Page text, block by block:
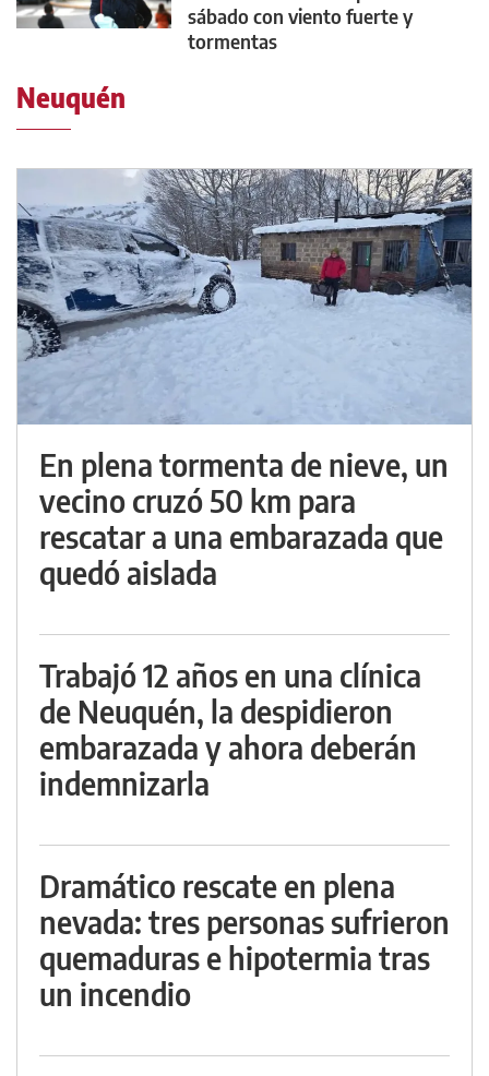
sábado con viento fuerte y
tormentas
Neuquén
En plena tormenta de nieve, un
vecino cruzó 50 km para
rescatar a una embarazada que
quedó aislada
Trabajó 12 años en una clínica
de Neuquén, la despidieron
embarazada y ahora deberán
indemnizarla
Dramático rescate en plena
nevada: tres personas sufrieron
quemaduras e hipotermia tras
un incendio